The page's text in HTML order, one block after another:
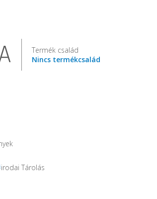
Termék család
Nincs termékcsalád
irodai Tárolás